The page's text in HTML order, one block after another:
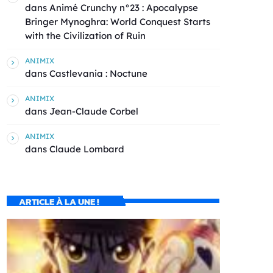
dans Animé Crunchy n°23 : Apocalypse
Bringer Mynoghra: World Conquest Starts
with the Civilization of Ruin
ANIMIX
dans Castlevania : Noctune
ANIMIX
dans Jean-Claude Corbel
ANIMIX
dans Claude Lombard
ARTICLE À LA UNE !